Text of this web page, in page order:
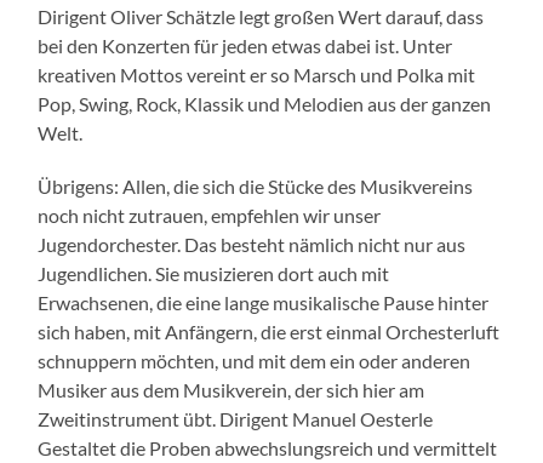
Dirigent Oliver Schätzle legt großen Wert darauf, dass
bei den Konzerten für jeden etwas dabei ist. Unter
kreativen Mottos vereint er so Marsch und Polka mit
Pop, Swing, Rock, Klassik und Melodien aus der ganzen
Welt.
Übrigens: Allen, die sich die Stücke des Musikvereins
noch nicht zutrauen, empfehlen wir unser
Jugendorchester. Das besteht nämlich nicht nur aus
Jugendlichen. Sie musizieren dort auch mit
Erwachsenen, die eine lange musikalische Pause hinter
sich haben, mit Anfängern, die erst einmal Orchesterluft
schnuppern möchten, und mit dem ein oder anderen
Musiker aus dem Musikverein, der sich hier am
Zweitinstrument übt. Dirigent Manuel Oesterle
Gestaltet die Proben abwechslungsreich und vermittelt